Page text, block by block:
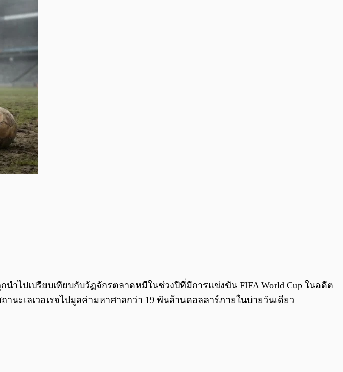
ไปเปรียบเทียบกับวัฏจักรตลาดหมีในช่วงปีที่มีการแข่งขัน FIFA World Cup ในอดีต
ะเลเวอเรจไปมูลค่ามหาศาลกว่า 19 พันล้านดอลลาร์ภายในบ่ายวันเดียว